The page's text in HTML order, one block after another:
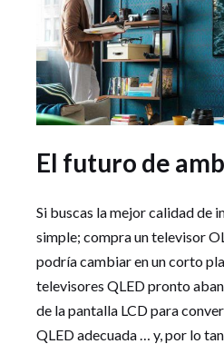
El futuro de
Si buscas la mejor calidad de
simple; compra un televisor
podría cambiar en un corto
televisores QLED pronto
de la pantalla LCD para
QLED adecuada … y, por lo